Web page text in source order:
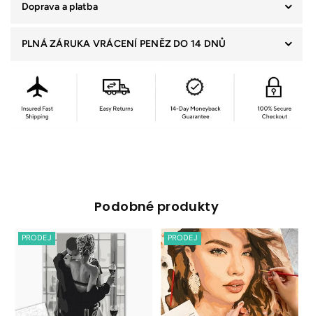
Doprava a platba
PLNÁ ZÁRUKA VRÁCENÍ PENĚZ DO 14 DNŮ
Podobné produkty
PRODEJ PRODEJ